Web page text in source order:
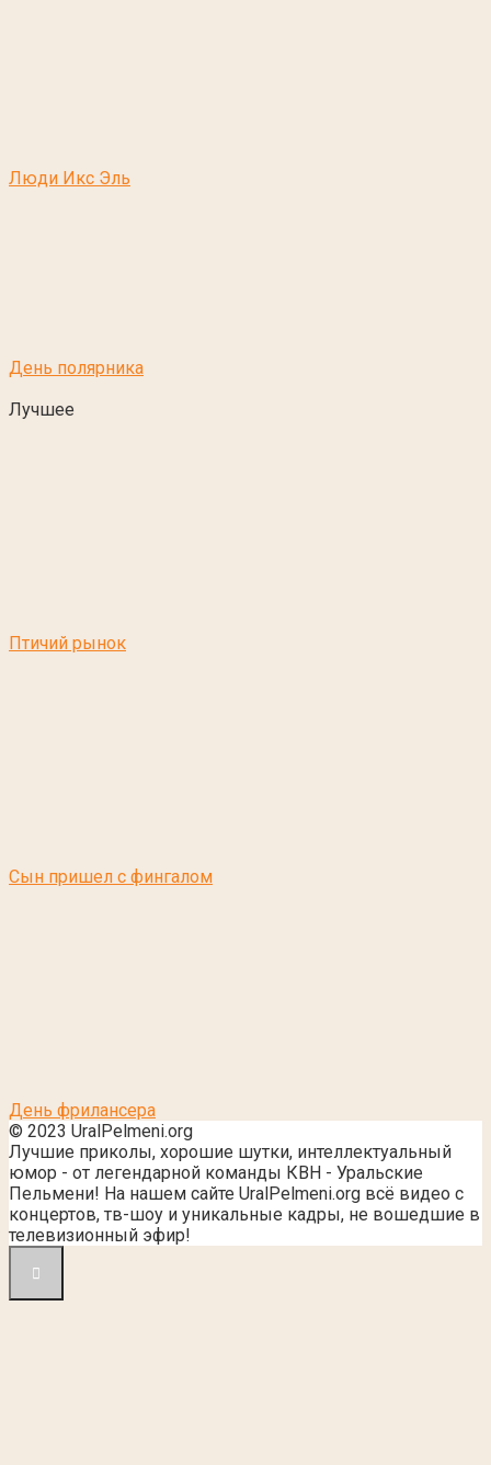
Люди Икс Эль
День полярника
Лучшее
Птичий рынок
Сын пришел с фингалом
День фрилансера
© 2023 UralPelmeni.org
Лучшие приколы, хорошие шутки, интеллектуальный
юмор - от легендарной команды КВН - Уральские
Пельмени! На нашем сайте UralPelmeni.org всё видео с
концертов, тв-шоу и уникальные кадры, не вошедшие в
телевизионный эфир!